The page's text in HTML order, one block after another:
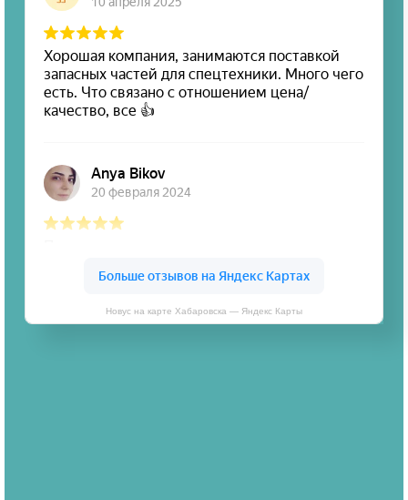
Новус на карте Хабаровска — Яндекс Карты